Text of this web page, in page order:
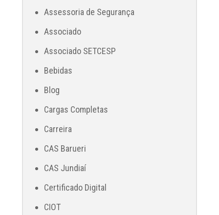
Assessoria de Segurança
Associado
Associado SETCESP
Bebidas
Blog
Cargas Completas
Carreira
CAS Barueri
CAS Jundiaí
Certificado Digital
CIOT